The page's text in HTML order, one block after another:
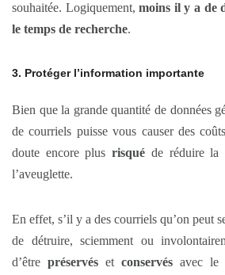
souhaitée. Logiquement,moins il y a de
le temps de recherche.
3. Protéger l’information importante
Bien que la grande quantité de données
de courriels puisse vous causer des
doute encore plusrisqué de réduire la
l’aveuglette.
En effet, s’il y a des courriels qu’on peut
de détruire, sciemment ou
d’être préservés et conservés avec le